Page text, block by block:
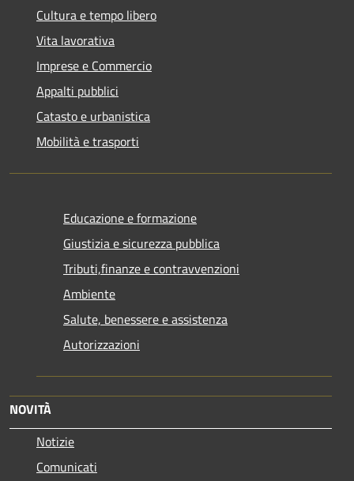
Cultura e tempo libero
Vita lavorativa
Imprese e Commercio
Appalti pubblici
Catasto e urbanistica
Mobilità e trasporti
Educazione e formazione
Giustizia e sicurezza pubblica
Tributi,finanze e contravvenzioni
Ambiente
Salute, benessere e assistenza
Autorizzazioni
NOVITÀ
Notizie
Comunicati